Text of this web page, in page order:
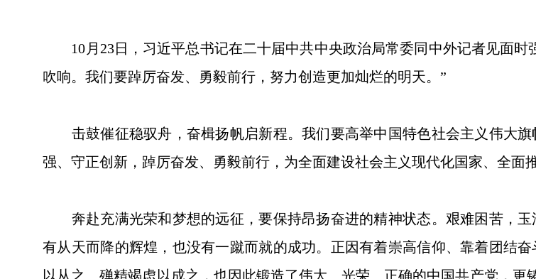
10月23日，习近平总书记在二十届中共中央政治局常委同中外记者见面时
吹响。我们要踔厉奋发、勇毅前行，努力创造更加灿烂的明天。”
击鼓催征稳驭舟，奋楫扬帆启新程。我们要高举中国特色社会主义伟大旗
强、守正创新，踔厉奋发、勇毅前行，为全面建设社会主义现代化国家、全面
奔赴充满光荣和梦想的远征，要保持昂扬奋进的精神状态。艰难困苦，玉
有从天而降的辉煌，也没有一蹴而就的成功。正因有着崇高信仰、靠着团结
以从之、殚精竭虑以成之，也因此锻造了伟大、光荣、正确的中国共产党，更